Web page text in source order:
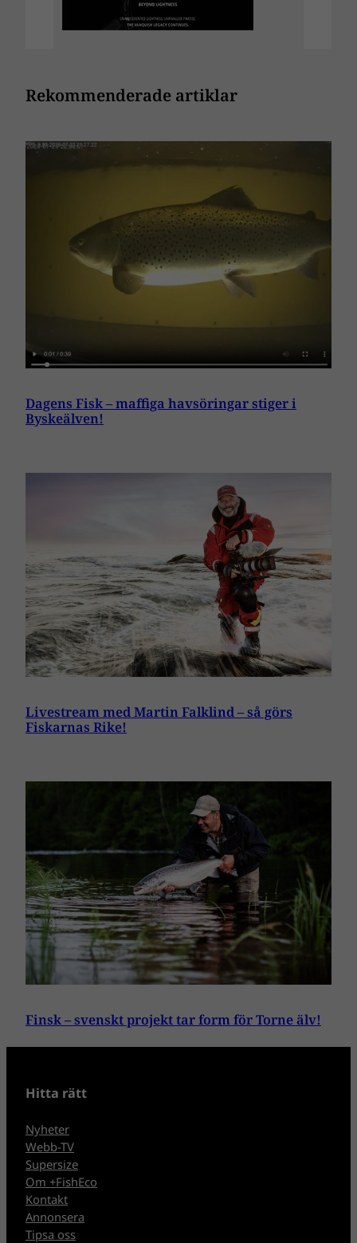
Rekommenderade artiklar
Dagens Fisk – maffiga havsöringar stiger i
Byskeälven!
Livestream med Martin Falklind – så görs
Fiskarnas Rike!
Finsk – svenskt projekt tar form för Torne älv!
Hitta rätt
Nyheter
Webb-TV
Supersize
Om +FishEco
Kontakt
Annonsera
Tipsa oss